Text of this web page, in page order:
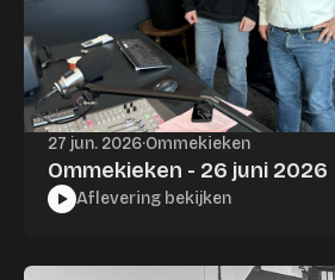
27 jun. 2026·Ommekieken
Ommekieken - 26 juni 2026
Aflevering bekijken